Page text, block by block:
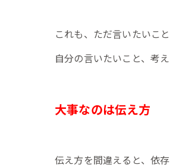
これも、ただ言いたいこ
自分の言いたいこと、考
大事なのは伝え方
伝え方を間違えると、依